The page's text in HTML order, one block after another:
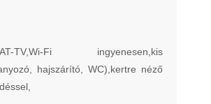
TV,Wi-Fi ingyenesen,kis
hajszárító, WC),kertre néző